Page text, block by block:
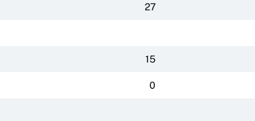
27
15
0